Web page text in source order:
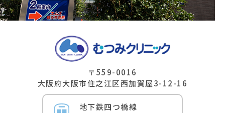
〒559-0016
⼤阪府⼤阪市住之江区⻄加賀屋3-12-16
地下鉄四つ橋線